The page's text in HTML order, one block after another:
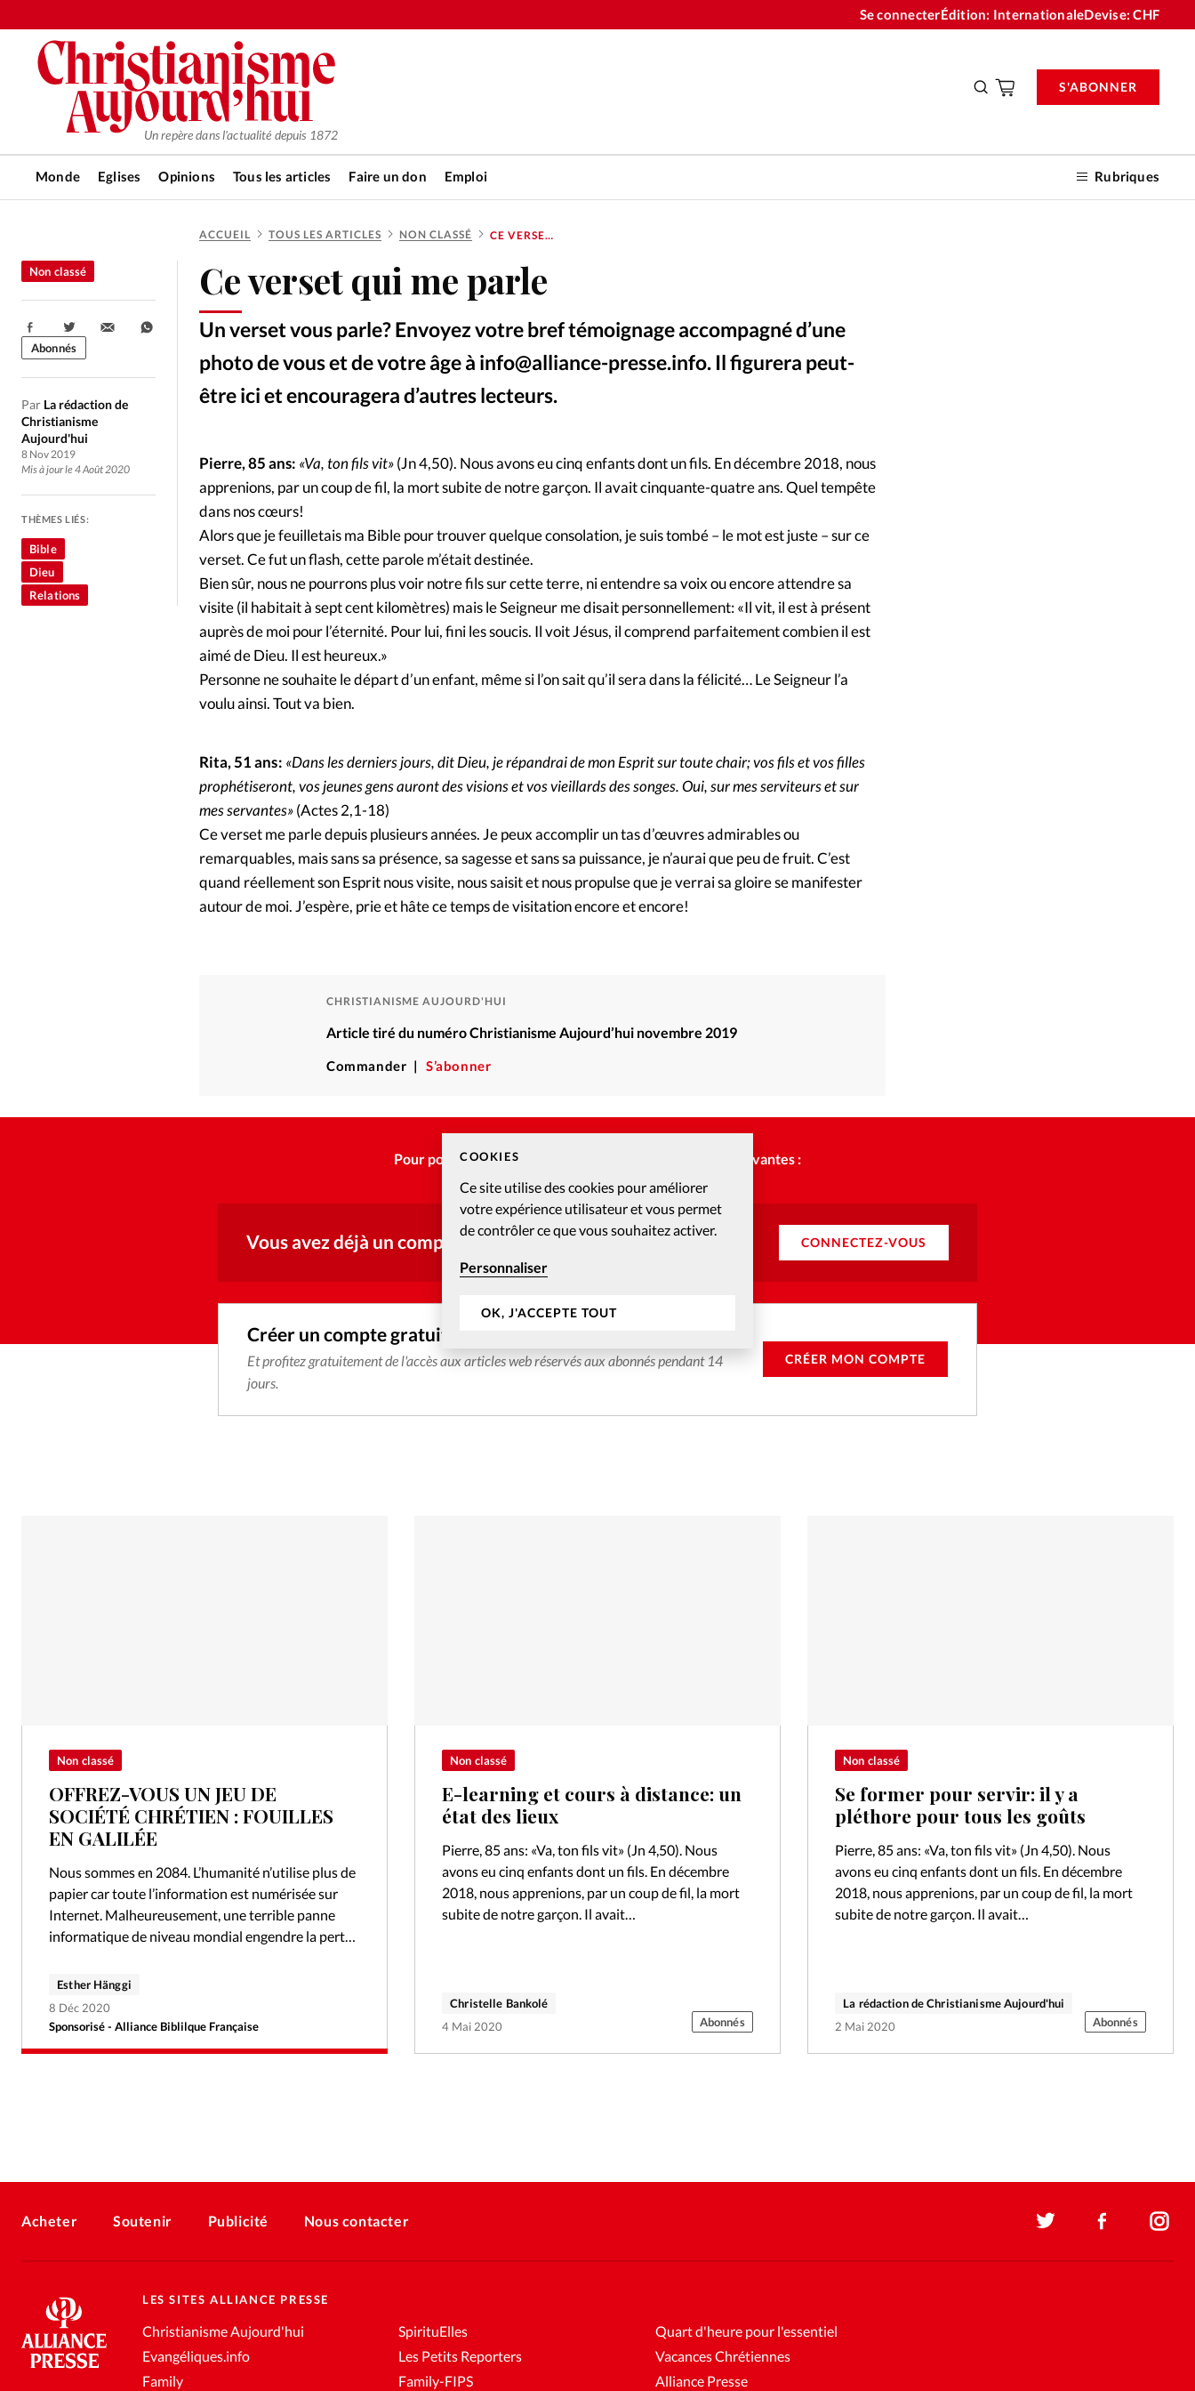
COOKIES
Ce site utilise des cookies pour améliorer
votre expérience utilisateur et vous permet
de contrôler ce que vous souhaitez activer.
Personnaliser
OK, J'ACCEPTE TOUT
Se connecterÉdition: InternationaleDevise:CHF
Un repère dans l'actualité depuis 1872
Monde Eglises Opinions Tous les articles Faire un don Emploi Rubriques
S'ABONNER
RUBRIQUES
Tous les articles
Actualité chrétienne
Actualité internationale
Chronique
Culture
Dossier Eglises
Foi
Génération réveil
Monde
Opinions
Publireportage
Relations Aujourd'hui
Société
Tour du monde des Eglises
Vécu Vie Intérieure
Faire un don
La rédaction
Mon compte
Changemement d'adresse
Nous contacter
Emploi
ACCUEIL TOUS LES ARTICLES NON CLASSÉ CE VERSET QUI ME PARLE
Ce verset qui me parle
Un verset vous parle? Envoyez votre bref témoignage accompagné d’une
photo de vous et de votre âge à info@alliance-presse.info. Il figurera peut-
être ici et encouragera d’autres lecteurs.
Non classé
Par La rédaction de
Christianisme
Aujourd'hui
8 Nov 2019
Mis à jour le 4 Août 2020
Partager:
Abonnés
THÈMES LIÉS:
Bible
Dieu
Relations
Pierre, 85 ans: «Va, ton fils vit»(Jn 4,50). Nous avons eu cinq enfants dont un fils. En décembre 2018, nous
apprenions, par un coup de fil, la mort subite de notre garçon. Il avait cinquante-quatre ans. Quel tempête
dans nos cœurs!
Alors que je feuilletais ma Bible pour trouver quelque consolation, je suis tombé – le mot est juste – sur ce
verset. Ce fut un flash, cette parole m’était destinée.
Bien sûr, nous ne pourrons plus voir notre fils sur cette terre, ni entendre sa voix ou encore attendre sa
visite (il habitait à sept cent kilomètres) mais le Seigneur me disait personnellement: «Il vit, il est à présent
auprès de moi pour l’éternité. Pour lui, fini les soucis. Il voit Jésus, il comprend parfaitement combien il est
aimé de Dieu. Il est heureux.»
Personne ne souhaite le départ d’un enfant, même si l’on sait qu’il sera dans la félicité… Le Seigneur l’a
voulu ainsi. Tout va bien.
Rita, 51 ans : «Dans les derniers jours, dit Dieu, je répandrai de mon Esprit sur toute chair; vos fils et vos filles
prophétiseront, vos jeunes gens auront des visions et vos vieillards des songes. Oui, sur mes serviteurs et sur
mes servantes»(Actes 2,1-18)
Ce verset me parle depuis plusieurs années. Je peux accomplir un tas d’œuvres admirables ou
remarquables, mais sans sa présence, sa sagesse et sans sa puissance, je n’aurai que peu de fruit. C’est
quand réellement son Esprit nous visite, nous saisit et nous propulse que je verrai sa gloire se manifester
autour de moi. J’espère, prie et hâte ce temps de visitation encore et encore!
CHRISTIANISME AUJOURD'HUI
Article tiré du numéro Christianisme Aujourd’hui novembre 2019
Commander S’abonner
Pour poursuivre la lecture, choisissez une des options suivantes :
Vous avez déjà un compte ? CONNECTEZ-VOUS
Créer un compte gratuitement
Et profitez gratuitement de l'accès aux articles web réservés aux abonnés pendant 14
jours.
CRÉER MON COMPTE
Non classé
OFFREZ-VOUS UN JEU DE
SOCIÉTÉ CHRÉTIEN : FOUILLES
EN GALILÉE
Nous sommes en 2084. L’humanité n’utilise plus de
papier car toute l’information est numérisée sur
Internet. Malheureusement, une terrible panne
informatique de niveau mondial engendre la perte
Sponsorisé - Alliance Biblilque Française
Esther Hänggi
8 Déc 2020
Non classé
E-learning et cours à distance: un
état des lieux
Pierre, 85 ans: «Va, ton fils vit» (Jn 4,50). Nous
avons eu cinq enfants dont un fils. En décembre
2018, nous apprenions, par un coup de fil, la mort
subite de notre garçon. Il avait…
Christelle Bankolé
4 Mai 2020
Abonnés
Non classé
Se former pour servir: il y a
pléthore pour tous les goûts
Pierre, 85 ans: «Va, ton fils vit» (Jn 4,50). Nous
avons eu cinq enfants dont un fils. En décembre
2018, nous apprenions, par un coup de fil, la mort
subite de notre garçon. Il avait…
La rédaction de Christianisme Aujourd'hui
2 Mai 2020
Abonnés
Acheter Soutenir Publicité Nous contacter
LES SITES ALLIANCE PRESSE
Christianisme Aujourd'hui
Evangéliques.info
Family
SpirituElles
Les Petits Reporters
Family-FIPS
Quart d'heure pour l'essentiel
Vacances Chrétiennes
Alliance Presse